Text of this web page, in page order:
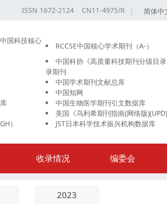
ISSN 1672-2124 CN11-4975/R | 简体中
国科技核心
RCCSE中国核心学术期刊（A-）
中国科协《高质量科技期刊分级目
录期刊
中国学术期刊文献总库
中国知网
中国生物医学期刊引文数据库
美国《乌利希期刊指南(网络版)(UPD)
）
JST日本科学技术振兴机构数据库
收录情况 编委会
2023